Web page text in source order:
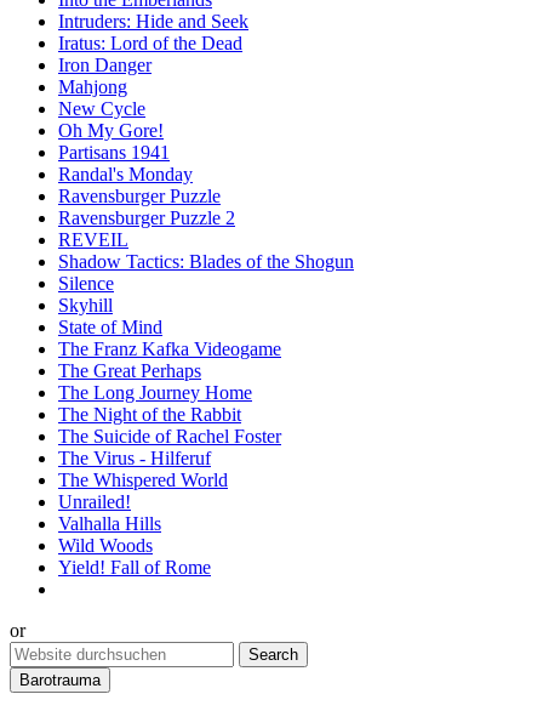
Intruders: Hide and Seek
Iratus: Lord of the Dead
Iron Danger
Mahjong
New Cycle
Oh My Gore!
Partisans 1941
Randal's Monday
Ravensburger Puzzle
Ravensburger Puzzle 2
REVEIL
Shadow Tactics: Blades of the Shogun
Silence
Skyhill
State of Mind
The Franz Kafka Videogame
The Great Perhaps
The Long Journey Home
The Night of the Rabbit
The Suicide of Rachel Foster
The Virus - Hilferuf
The Whispered World
Unrailed!
Valhalla Hills
Wild Woods
Yield! Fall of Rome
or
Barotrauma